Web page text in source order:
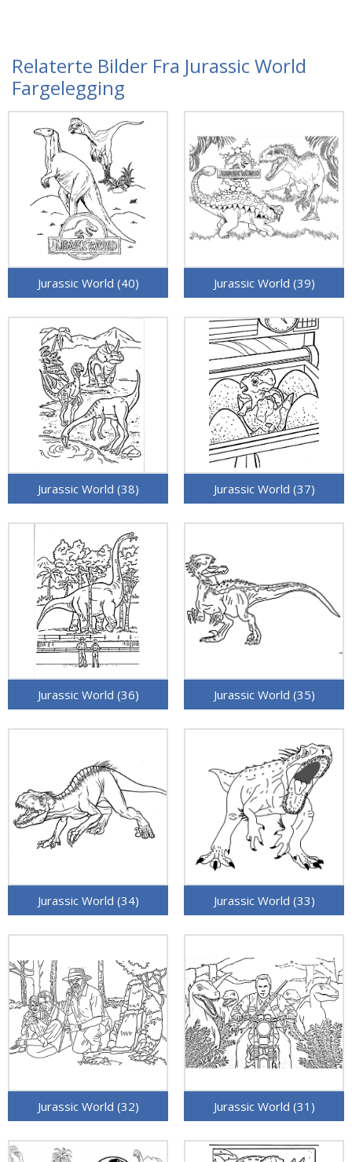
Relaterte Bilder Fra Jurassic World
Fargelegging
Jurassic World (40) Jurassic World (39)
Jurassic World (38) Jurassic World (37)
Jurassic World (36) Jurassic World (35)
Jurassic World (34) Jurassic World (33)
Jurassic World (32) Jurassic World (31)